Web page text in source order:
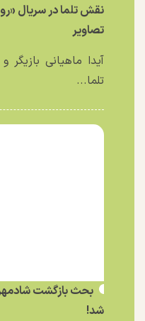
نقش تلما در سریال
تصاویر
آیدا ماهیانی
تلما...
بحث بازگشت
شد!